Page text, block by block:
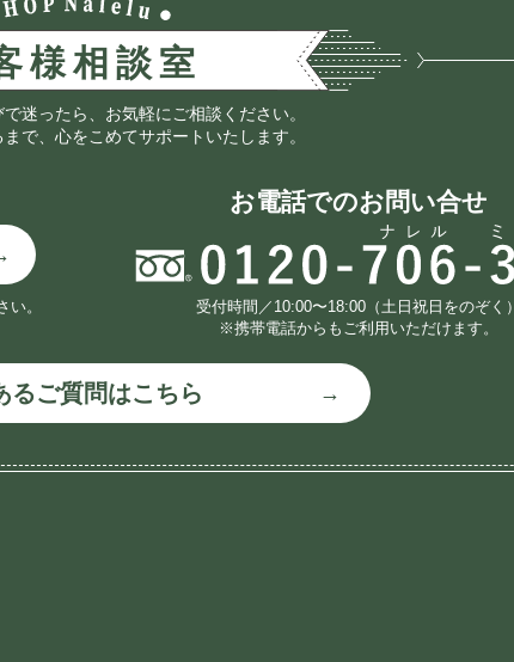
迷ったら、お気軽にご相談ください。
で、心をこめてサポートいたします。
。
お電話でのお問い合せ
受付時間／10:00〜18:00（土日祝日をのぞく）
※携帯電話からもご利用いただけます。
るご質問はこちら